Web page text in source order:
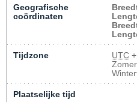
Geografische
coördinaten
Tijdzone UTC
Plaatselijke tijd